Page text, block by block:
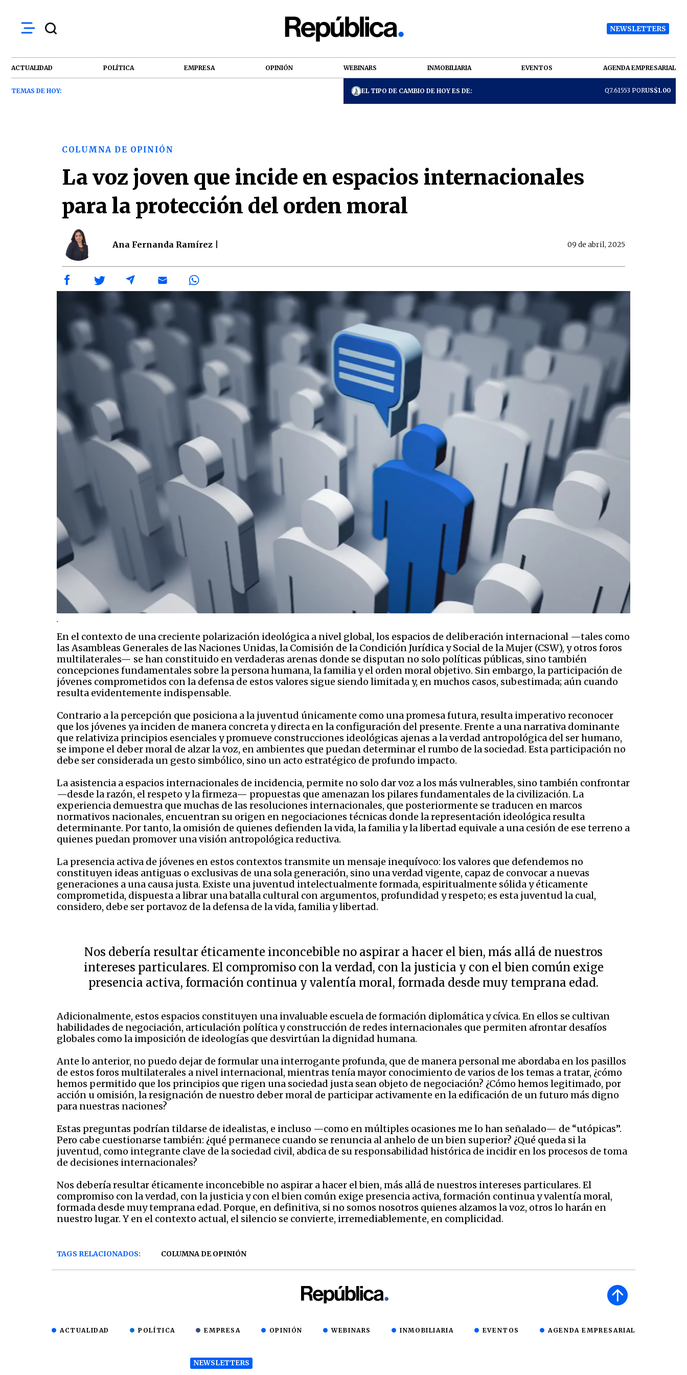
NEWSLETTERS
ACTUALIDAD POLÍTICA EMPRESA OPINIÓN WEBINARS INMOBILIARIA EVENTOS AGENDA EMPRESARIAL
TEMAS DE HOY: EL TIPO DE CAMBIO DE HOY ES DE: Q7.61553 PORUS$1.00
COLUMNA DE OPINIÓN
La voz joven que incide en espacios internacionales
para la protección del orden moral
Ana Fernanda Ramírez | 09 de abril, 2025
.
En el contexto de una creciente polarización ideológica a nivel global, los espacios de deliberación internacional —tales como
las Asambleas Generales de las Naciones Unidas, la Comisión de la Condición Jurídica y Social de la Mujer (CSW), y otros foros
multilaterales— se han constituido en verdaderas arenas donde se disputan no solo políticas públicas, sino también
concepciones fundamentales sobre la persona humana, la familia y el orden moral objetivo. Sin embargo, la participación de
jóvenes comprometidos con la defensa de estos valores sigue siendo limitada y, en muchos casos, subestimada; aún cuando
resulta evidentemente indispensable.
Contrario a la percepción que posiciona a la juventud únicamente como una promesa futura, resulta imperativo reconocer
que los jóvenes ya inciden de manera concreta y directa en la configuración del presente. Frente a una narrativa dominante
que relativiza principios esenciales y promueve construcciones ideológicas ajenas a la verdad antropológica del ser humano,
se impone el deber moral de alzar la voz, en ambientes que puedan determinar el rumbo de la sociedad. Esta participación no
debe ser considerada un gesto simbólico, sino un acto estratégico de profundo impacto.
La asistencia a espacios internacionales de incidencia, permite no solo dar voz a los más vulnerables, sino también confrontar
—desde la razón, el respeto y la firmeza— propuestas que amenazan los pilares fundamentales de la civilización. La
experiencia demuestra que muchas de las resoluciones internacionales, que posteriormente se traducen en marcos
normativos nacionales, encuentran su origen en negociaciones técnicas donde la representación ideológica resulta
determinante. Por tanto, la omisión de quienes defienden la vida, la familia y la libertad equivale a una cesión de ese terreno a
quienes puedan promover una visión antropológica reductiva.
La presencia activa de jóvenes en estos contextos transmite un mensaje inequívoco: los valores que defendemos no
constituyen ideas antiguas o exclusivas de una sola generación, sino una verdad vigente, capaz de convocar a nuevas
generaciones a una causa justa. Existe una juventud intelectualmente formada, espiritualmente sólida y éticamente
comprometida, dispuesta a librar una batalla cultural con argumentos, profundidad y respeto; es esta juventud la cual,
considero, debe ser portavoz de la defensa de la vida, familia y libertad.
Nos debería resultar éticamente inconcebible no aspirar a hacer el bien, más allá de nuestros
intereses particulares. El compromiso con la verdad, con la justicia y con el bien común exige
presencia activa, formación continua y valentía moral, formada desde muy temprana edad.
Adicionalmente, estos espacios constituyen una invaluable escuela de formación diplomática y cívica. En ellos se cultivan
habilidades de negociación, articulación política y construcción de redes internacionales que permiten afrontar desafíos
globales como la imposición de ideologías que desvirtúan la dignidad humana.
Ante lo anterior, no puedo dejar de formular una interrogante profunda, que de manera personal me abordaba en los pasillos
de estos foros multilaterales a nivel internacional, mientras tenía mayor conocimiento de varios de los temas a tratar, ¿cómo
hemos permitido que los principios que rigen una sociedad justa sean objeto de negociación? ¿Cómo hemos legitimado, por
acción u omisión, la resignación de nuestro deber moral de participar activamente en la edificación de un futuro más digno
para nuestras naciones?
Estas preguntas podrían tildarse de idealistas, e incluso —como en múltiples ocasiones me lo han señalado— de “utópicas”.
Pero cabe cuestionarse también: ¿qué permanece cuando se renuncia al anhelo de un bien superior? ¿Qué queda si la
juventud, como integrante clave de la sociedad civil, abdica de su responsabilidad histórica de incidir en los procesos de toma
de decisiones internacionales?
Nos debería resultar éticamente inconcebible no aspirar a hacer el bien, más allá de nuestros intereses particulares. El
compromiso con la verdad, con la justicia y con el bien común exige presencia activa, formación continua y valentía moral,
formada desde muy temprana edad. Porque, en definitiva, si no somos nosotros quienes alzamos la voz, otros lo harán en
nuestro lugar. Y en el contexto actual, el silencio se convierte, irremediablemente, en complicidad.
TAGS RELACIONADOS: COLUMNA DE OPINIÓN
ACTUALIDAD POLÍTICA EMPRESA OPINIÓN WEBINARS INMOBILIARIA EVENTOS AGENDA EMPRESARIAL
NEWSLETTERS